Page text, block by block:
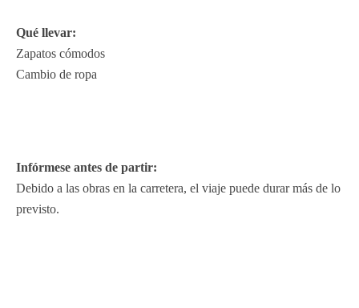
Qué llevar:
Zapatos cómodos
Cambio de ropa
Infórmese antes de partir:
Debido a las obras en la carretera, el viaje puede durar más de lo
previsto.